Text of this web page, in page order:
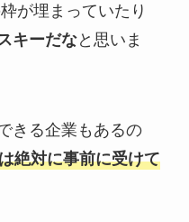
が埋まっていたり
キーだなと思いま
きる企業もあるの
絶対に事前に受けて